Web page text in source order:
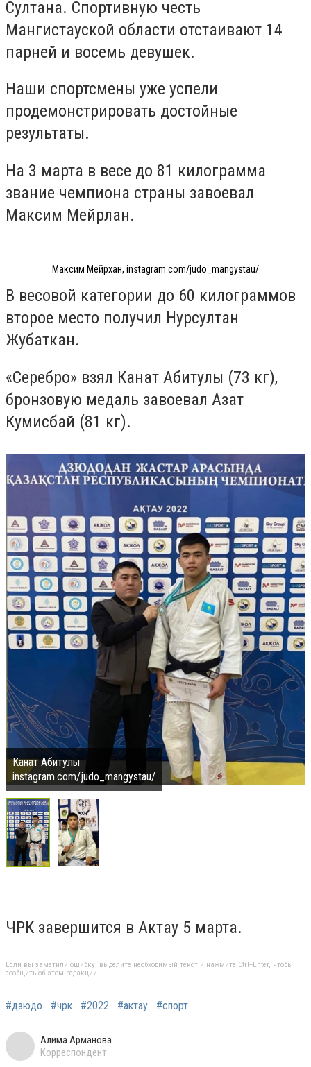
Султана. Спортивную честь
Мангистауской области отстаивают 14
парней и восемь девушек.
Наши спортсмены уже успели
продемонстрировать достойные
результаты.
На 3 марта в весе до 81 килограмма
звание чемпиона страны завоевал
Максим Мейрлан.
Максим Мейрхан, instagram.com/judo_mangystau/
В весовой категории до 60 килограммов
второе место получил Нурсултан
Жубаткан.
«Серебро» взял Канат Абитулы (73 кг),
бронзовую медаль завоевал Азат
Кумисбай (81 кг).
Канат Абитулы
instagram.com/judo_mangystau/
ЧРК завершится в Актау 5 марта.
Если вы заметили ошибку, выделите необходимый текст и нажмите Ctrl+Enter, чтобы
сообщить об этом редакции
#дзюдо #чрк #2022 #актау #спорт
Алима Арманова
Корреспондент